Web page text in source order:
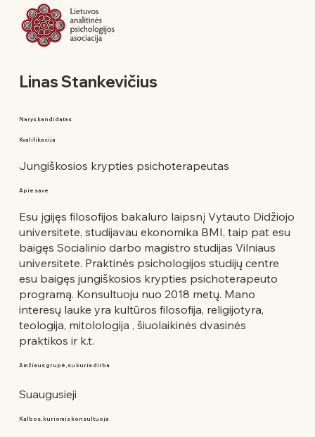
Linas Stankevičius
Narys kandidatas
Kvalifikacija
Jungiškosios krypties psichoterapeutas
Apie save
Esu įgijęs filosofijos bakaluro laipsnį Vytauto Didžiojo
universitete, studijavau ekonomika BMI, taip pat esu
baigęs Socialinio darbo magistro studijas Vilniaus
universitete. Praktinės psichologijos studijų centre
esu baigęs jungiškosios krypties psichoterapeuto
programą. Konsultuoju nuo 2018 metų. Mano
interesų lauke yra kultūros filosofija, religijotyra,
teologija, mitolologija , šiuolaikinės dvasinės
praktikos ir k.t.
Amžiaus grupė, su kuria dirba
Suaugusieji
Kalbos, kuriomis konsultuoja